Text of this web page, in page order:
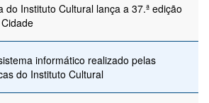
do Instituto Cultural lança a 37.ª edição
informático realizado pelas
do Instituto Cultural